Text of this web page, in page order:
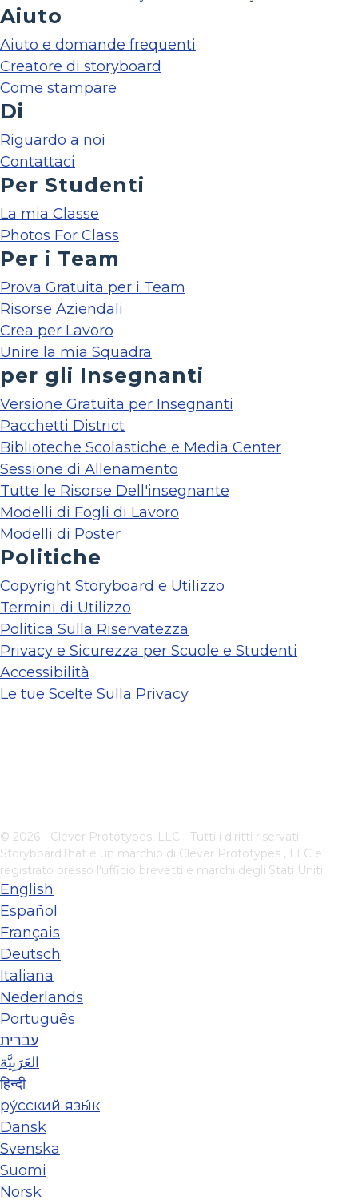
Aiuto
Aiuto e domande frequenti
Creatore di storyboard
Come stampare
Di
Riguardo a noi
Contattaci
Per Studenti
La mia Classe
Photos For Class
Per i Team
Prova Gratuita per i Team
Risorse Aziendali
Crea per Lavoro
Unire la mia Squadra
per gli Insegnanti
Versione Gratuita per Insegnanti
Pacchetti District
Biblioteche Scolastiche e Media Center
Sessione di Allenamento
Tutte le Risorse Dell'insegnante
Modelli di Fogli di Lavoro
Modelli di Poster
Politiche
Copyright Storyboard e Utilizzo
Termini di Utilizzo
Politica Sulla Riservatezza
Privacy e Sicurezza per Scuole e Studenti
Accessibilità
Le tue Scelte Sulla Privacy
© 2026 - Clever Prototypes, LLC - Tutti i diritti riservati.
StoryboardThat è un marchio di Clever Prototypes , LLC e
registrato presso l'ufficio brevetti e marchi degli Stati Uniti
English
Español
Français
Deutsch
Italiana
Nederlands
Português
עברית
العَرَبِيَّة
हिन्दी
ру́сский язы́к
Dansk
Svenska
Suomi
Norsk